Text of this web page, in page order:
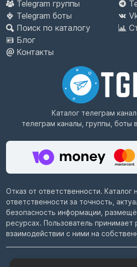
Telegram группы
Telegram боты
Поиск по каталогу
Блог
Контакты
Каталог телеграм
телеграм каналы, группы, боты
Отказ от ответственности. Каталог
ответственности за точность,
безопасность информации,
ресурсах. Пользователь принимает
взаимодействии с ними на